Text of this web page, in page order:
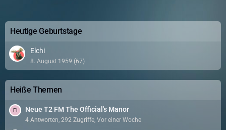
Heutige Geburtstage
Elchi
8. August 1959 (67)
Heiße Themen
Neue T2 FM The Official's Manor
4 Antworten, 292 Zugriffe, Vor einer Woche